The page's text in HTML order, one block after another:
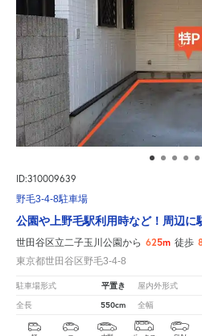
ID:310009639
野毛3-4-8駐車場
公園や上野毛駅利用時など！周辺に
世田谷区立二子玉川公園から 625m 徒歩
東京都世田谷区野毛3-4-8
駐車場形式 平置き 屋内外形式
全長 550cm 全幅